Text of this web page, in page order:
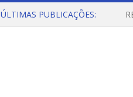
ÚLTIMAS PUBLICAÇÕES: